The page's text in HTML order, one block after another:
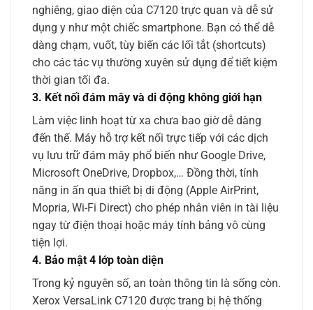
nghiêng, giao diện của C7120 trực quan và dễ sử
dụng y như một chiếc smartphone. Bạn có thể dễ
dàng chạm, vuốt, tùy biến các lối tắt (shortcuts)
cho các tác vụ thường xuyên sử dụng để tiết kiệm
thời gian tối đa.
3. Kết nối đám mây và di động không giới hạn
Làm việc linh hoạt từ xa chưa bao giờ dễ dàng
đến thế. Máy hỗ trợ kết nối trực tiếp với các dịch
vụ lưu trữ đám mây phổ biến như Google Drive,
Microsoft OneDrive, Dropbox,… Đồng thời, tính
năng in ấn qua thiết bị di động (Apple AirPrint,
Mopria, Wi-Fi Direct) cho phép nhân viên in tài liệu
ngay từ điện thoại hoặc máy tính bảng vô cùng
tiện lợi.
4. Bảo mật 4 lớp toàn diện
Trong kỷ nguyên số, an toàn thông tin là sống còn.
Xerox VersaLink C7120 được trang bị hệ thống